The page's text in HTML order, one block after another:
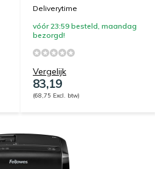
Deliverytime
vóór 23:59 besteld, maandag
bezorgd!
Vergelijk
83,19
(68,75 Excl. btw)